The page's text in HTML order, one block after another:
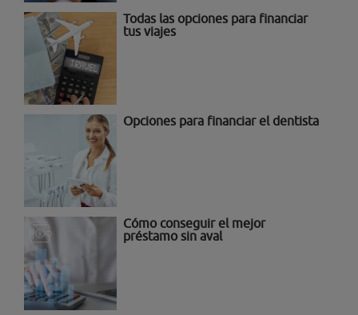
Todas las opciones para financiar
tus viajes
Opciones para financiar el dentista
Cómo conseguir el mejor
préstamo sin aval